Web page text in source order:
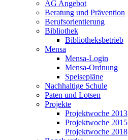
AG Angebot
Beratung und Prävention
Berufsorientierung
Bibliothek
Bibliotheksbetrieb
Mensa
Mensa-Login
Mensa-Ordnung
Speisepläne
Nachhaltige Schule
Paten und Lotsen
Projekte
Projektwoche 2013
Projektwoche 2015
Projektwoche 2018